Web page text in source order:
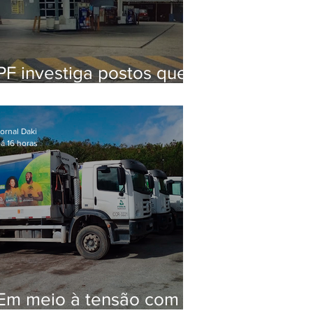
investiga postos que
de secretário
em 2020
meio à tensão com
Daki
16 horas